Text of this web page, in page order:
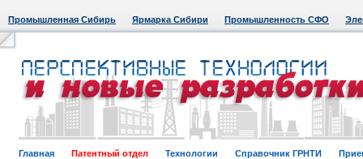
Промышленная Сибирь Ярмарка Сибири Промышленность СФО
Главная Патентный отдел Технологии Справочник ГРНТИ